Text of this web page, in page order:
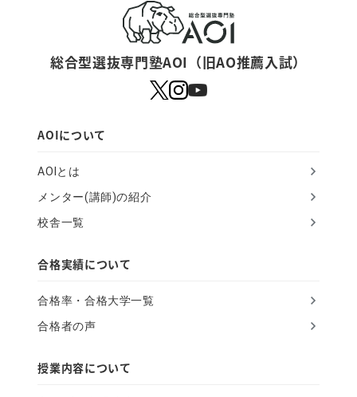
総合型選抜専門塾AOI（旧AO推薦入試）
AOIについて
AOIとは
メンター(講師)の紹介
校舎一覧
合格実績について
合格率・合格大学一覧
合格者の声
授業内容について